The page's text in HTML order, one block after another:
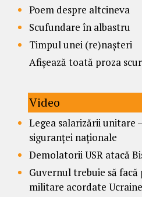
Poem despre altcineva
Scufundare în albastru
Timpul unei (re)nașteri
Afișează toată proza
Video
Legea salarizării unitare
siguranței naționale
Demolatorii USR atacă
Guvernul trebuie să
militare acordate